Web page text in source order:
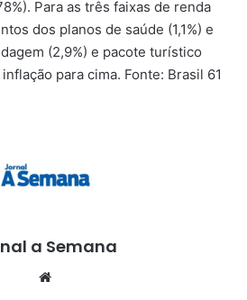
Para as três faixas de renda
dos planos de saúde (1,1%) e
(2,9%) e pacote turístico
para cima. Fonte: Brasil 61
a Semana